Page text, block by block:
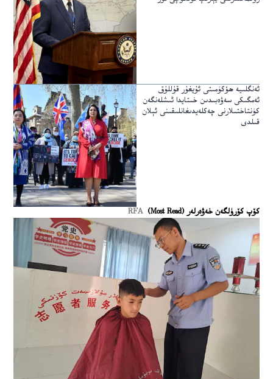
ئەنگلىيە ھۆكۈمىتى ئۇيغۇر قۇللۇق
ئەمگىكى سەۋەبىدىن خىتايدا ئىشلەنگەن
كۈنتاختىلارنى چەكلەيدىغانلىقىنى ئېلان
قىلدى
كۆپ كۆرۈلگەن خەۋەرلەر (Most Read) RFA